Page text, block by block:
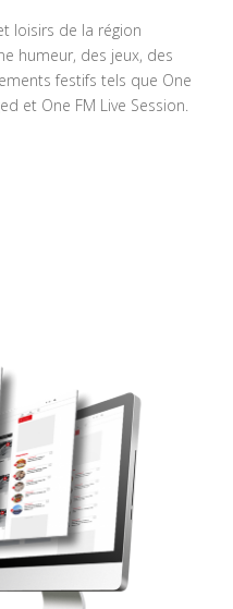
loisirs de la région
humeur, des jeux, des
festifs tels que One
et One FM Live Session.